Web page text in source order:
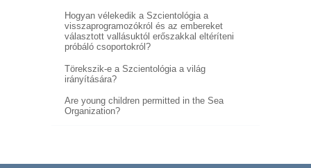
Hogyan vélekedik a Szcientológia a
visszaprogramozókról és az embereket
választott vallásuktól erőszakkal eltéríteni
próbáló csoportokról?
Törekszik-e a Szcientológia a világ
irányítására?
Are young children permitted in the Sea
Organization?